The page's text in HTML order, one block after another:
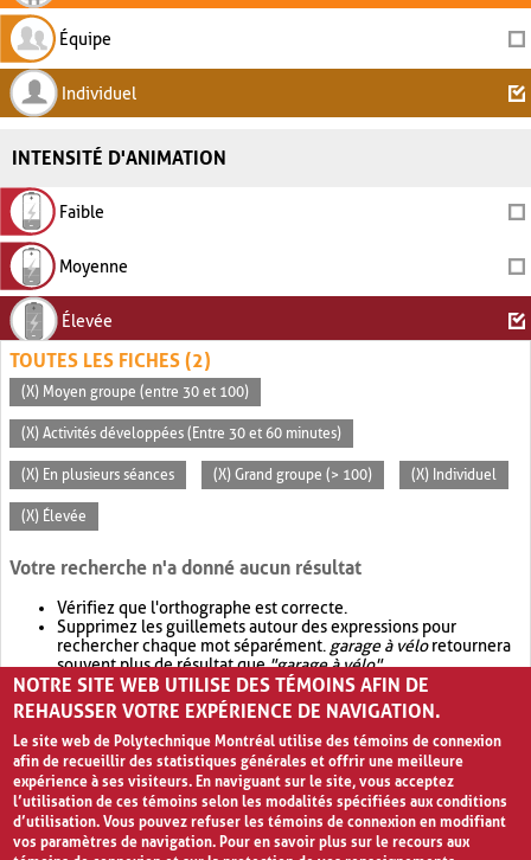
Équipe
Individuel
INTENSITÉ D'ANIMATION
Faible
Moyenne
Élevée
TOUTES LES FICHES (2)
(X) Moyen groupe (entre 30 et 100)
(X) Activités développées (Entre 30 et 60 minutes)
(X) En plusieurs séances (X) Grand groupe (> 100) (X) Individuel
(X) Élevée
Votre recherche n'a donné aucun résultat
Vérifiez que l'orthographe est correcte.
Supprimez les guillemets autour des expressions pour
rechercher chaque mot séparément. garage à véloretournera
souvent plus de résultat que"garage à vélo".
Envisagez d'élargir votre recherche avec OR.garage OR vélo
retournera souvent plus de résultat quegarage à vélo
NOTRE SITE WEB UTILISE DES TÉMOINS AFIN DE
REHAUSSER VOTRE EXPÉRIENCE DE NAVIGATION.
Le site web de Polytechnique Montréal utilise des témoins de connexion
afin de recueillir des statistiques générales et offrir une meilleure
expérience à ses visiteurs. En naviguant sur le site, vous acceptez
l’utilisation de ces témoins selon les modalités spécifiées aux conditions
d’utilisation. Vous pouvez refuser les témoins de connexion en modifiant
vos paramètres de navigation. Pour en savoir plus sur le recours aux